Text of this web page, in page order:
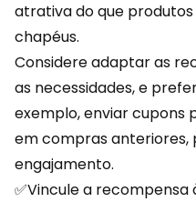
atrativa do que
chapéus.
Considere adaptar as
as necessidades, e
exemplo, enviar cupons
em compras anteriores,
engajamento.
✅Vincule a recompensa